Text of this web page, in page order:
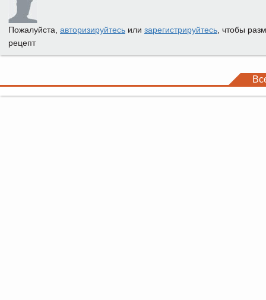
Пожалуйста, авторизируйтесь или зарегистрируйтесь , чтобы
рецепт